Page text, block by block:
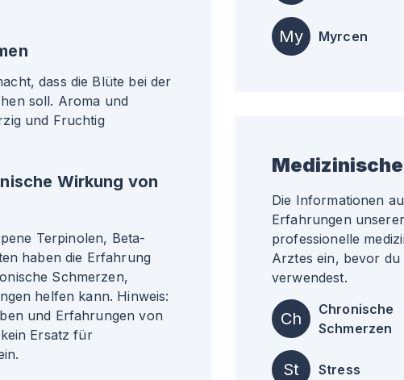
dass die Blüte bei der
soll. Aroma und
und Fruchtig
Wirkung von
Terpinolen, Beta-
haben die Erfahrung
Schmerzen,
helfen kann. Hinweis:
und Erfahrungen von
Ersatz für
My Myrcen
Die Informationen
Erfahrungen
professionelle
Arztes ein, bevor
verwendest.
Ch
Chronische
Schmerzen
St Stress